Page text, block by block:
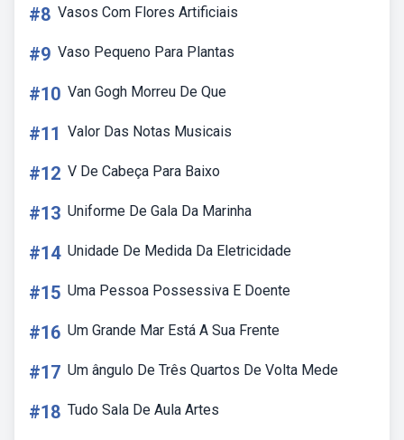
#8 Vasos Com Flores Artificiais
#9 Vaso Pequeno Para Plantas
#10 Van Gogh Morreu De Que
#11 Valor Das Notas Musicais
#12 V De Cabeça Para Baixo
#13 Uniforme De Gala Da Marinha
#14 Unidade De Medida Da Eletricidade
#15 Uma Pessoa Possessiva E Doente
#16 Um Grande Mar Está A Sua Frente
#17 Um ângulo De Três Quartos De Volta Mede
#18 Tudo Sala De Aula Artes